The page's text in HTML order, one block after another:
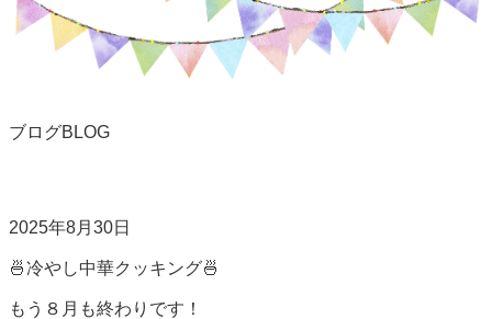
ブログBLOG
2025年8月30日
🍜冷やし中華クッキング🍜
もう８月も終わりです！